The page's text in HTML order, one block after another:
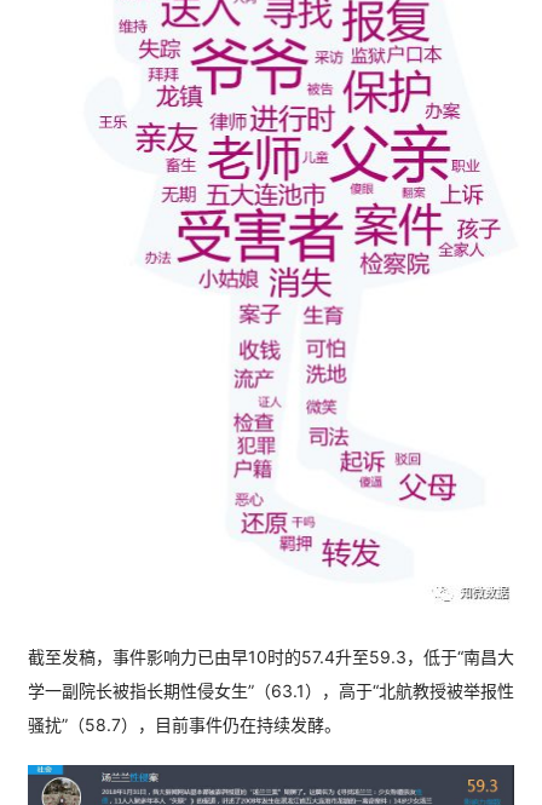
截至发稿，事件影响力已由早10时的57.4升至59.3，低于“南昌大
学一副院长被指长期性侵女生”（63.1），高于“北航教授被举报性
骚扰”（58.7），目前事件仍在持续发酵。